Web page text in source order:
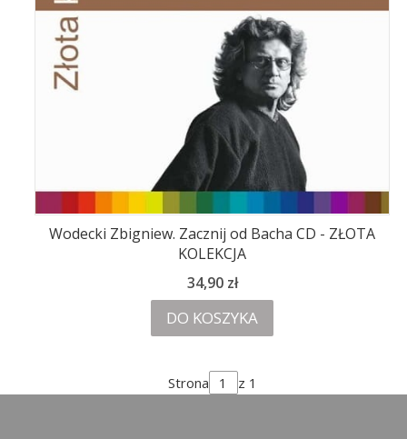
Wodecki Zbigniew. Zacznij od Bacha CD - ZŁOTA
KOLEKCJA
Cena
34,90 zł
DO KOSZYKA
Strona z 1